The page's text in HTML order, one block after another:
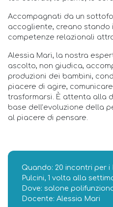
Accompagnati da un
accogliente, creano stando
competenze relazionali
Alessia Mari, la nostra
ascolto, non giudica,
produzioni dei bambini,
piacere di agire,
trasformarsi. È attenta alla
base dell’evoluzione della
al piacere di pensare.
Quando: 20 incontri per i
Pulcini, 1 volta alla
Dove: salone
Docente: Alessia Mari